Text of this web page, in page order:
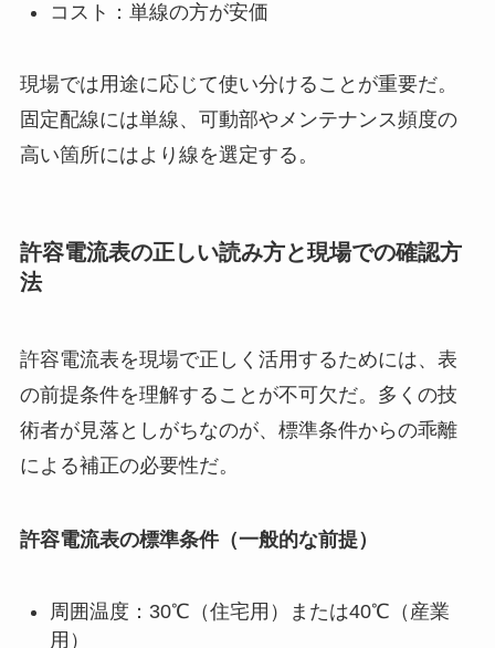
コスト：単線の方が安価
現場では用途に応じて使い分けることが重要だ。
固定配線には単線、可動部やメンテナンス頻度の
高い箇所にはより線を選定する。
許容電流表の正しい読み方と現場での確認方
法
許容電流表を現場で正しく活用するためには、表
の前提条件を理解することが不可欠だ。多くの技
術者が見落としがちなのが、標準条件からの乖離
による補正の必要性だ。
許容電流表の標準条件（一般的な前提）
周囲温度：30℃（住宅用）または40℃（産業
用）